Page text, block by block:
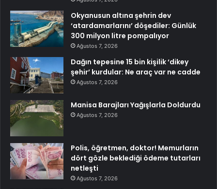
Okyanusun altına şehrin dev
‘atardamarlarını’ döşediler: Günlük
300 milyon litre pompalıyor
Ağustos 7, 2026
Dağın tepesine 15 bin kişilik ‘dikey
şehir’ kurdular: Ne araç var ne cadde
Ağustos 7, 2026
Manisa Barajları Yağışlarla Doldurdu
Ağustos 7, 2026
Polis, öğretmen, doktor! Memurların
dört gözle beklediği ödeme tutarları
netleşti
Ağustos 7, 2026